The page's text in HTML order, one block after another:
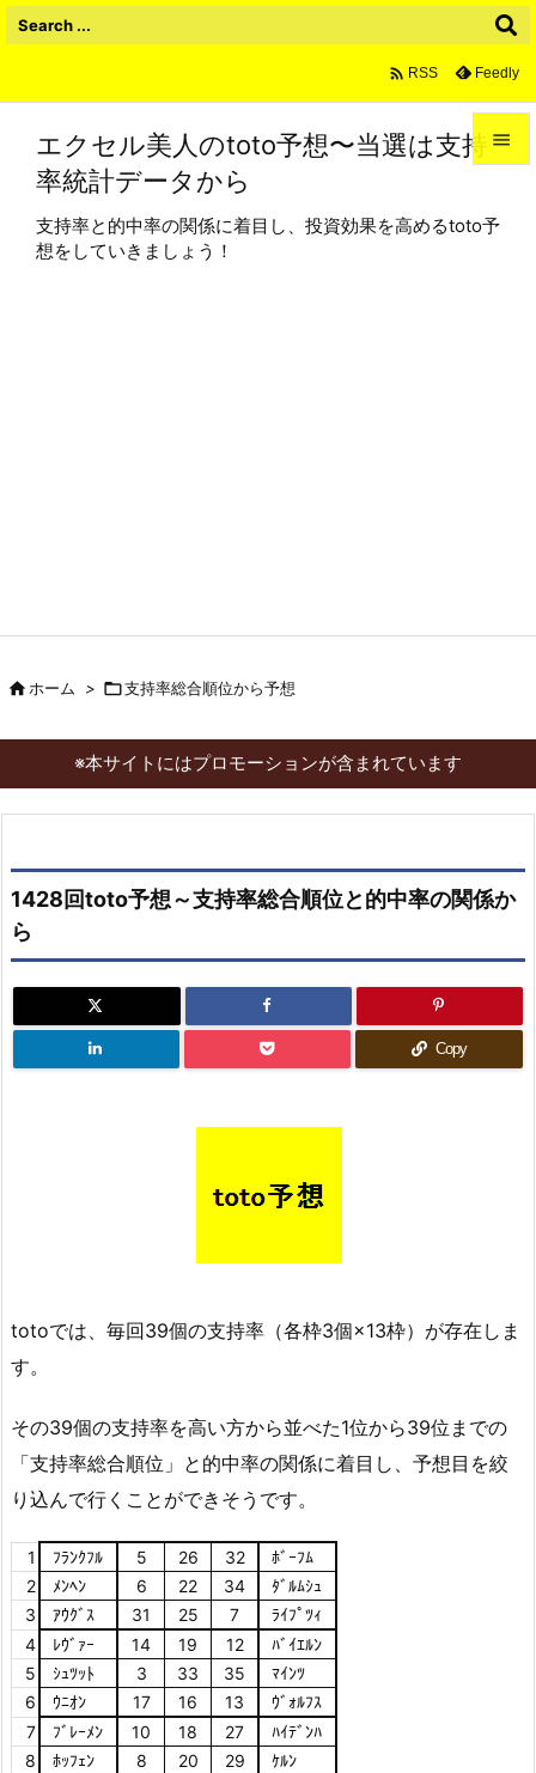
エクセル美人のtoto予想〜当選は支持
率統計データから
支持率と的中率の関係に着目し、投資効果を高めるtoto予
想をしていきましょう！

メニュ
 RSS Feedly
ホーム > 支持率総合順位から予想
※本サイトにはプロモーションが含まれています
1428回toto予想～支持率総合順位と的中率の関係か
ら
Copy
totoでは、毎回39個の支持率（各枠3個×13枠）が存在しま
す。
その39個の支持率を高い方から並べた1位から39位までの
「支持率総合順位」と的中率の関係に着目し、予想目を絞
り込んで行くことができそうです。
1 ﾌﾗﾝｸﾌﾙ 5 26 32
ﾎﾞｰﾌﾑ
2
ﾒﾝﾍﾝ 6 22 34
ﾀﾞﾙﾑｼｭ
3
ｱｳｸﾞｽ 31 25 7
ﾗｲﾌﾟﾂｨ
4
ﾚｳﾞｧｰ 14 19 12
ﾊﾞｲｴﾙﾝ
5
ｼｭﾂｯﾄ 3 33 35
ﾏｲﾝﾂ
6
ｳﾆｵﾝ 17 16 13
ｳﾞｫﾙﾌｽ
7
ﾌﾞﾚｰﾒﾝ 10 18 27
ﾊｲﾃﾞﾝﾊ
8
ﾎｯﾌｪﾝ 8 20 29
ｹﾙﾝ